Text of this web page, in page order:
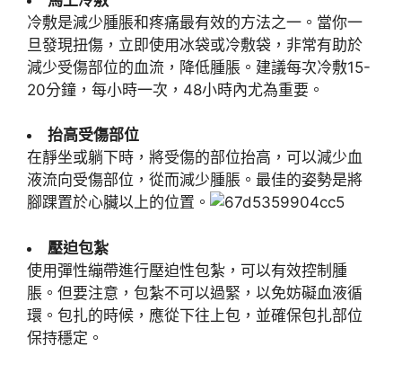
冷敷是減少腫脹和疼痛最有效的方法之一。當你一
旦發現扭傷，立即使用冰袋或冷敷袋，非常有助於
減少受傷部位的血流，降低腫脹。建議每次冷敷15-
20分鐘，每小時一次，48小時內尤為重要。
抬高受傷部位
在靜坐或躺下時，將受傷的部位抬高，可以減少血
液流向受傷部位，從而減少腫脹。最佳的姿勢是將
腳踝置於心臟以上的位置。
壓迫包紮
使用彈性繃帶進行壓迫性包紮，可以有效控制腫
脹。但要注意，包紮不可以過緊，以免妨礙血液循
環。包扎的時候，應從下往上包，並確保包扎部位
保持穩定。